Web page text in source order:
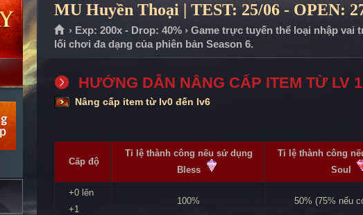
MU Huyền Thoại | TEST: 25/06 - OPEN:
› Exp: 200x - Drop: 40% › Game trực tuyến thể loại nhập vai
lối chơi đa dạng của phiên bản Season 6.
HƯỚNG DẪN NÂNG CẤP ITEM TỪ LV
Nâng cấp item từ lv0 đến lv6
Cấp độ
Tỉ lệ thành công nếu sử dụng
Bless
Tỉ lệ thành công
Soul
+0 lên
+1
100% 50% (75% nếu